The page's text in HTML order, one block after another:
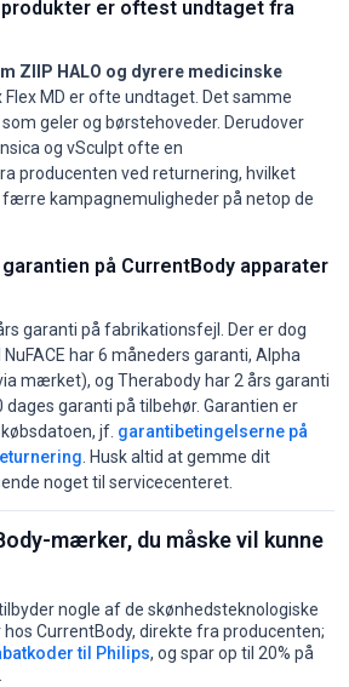
er oftest undtaget fra
ZIIP HALO og dyrere medicinske
Flex MD er ofte undtaget. Det samme
geler og børstehoveder. Derudover
og vSculpt ofte en
producenten ved returnering, hvilket
færre kampagnemuligheder på netop de
på CurrentBody apparater
garanti på fabrikationsfejl. Der er dog
har 6 måneders garanti, Alpha
mærket), og Therabody har 2 års garanti
dages garanti på tilbehør. Garantien er
jf. garantibetingelserne på
. Husk altid at gemme dit
noget til servicecenteret.
mærker, du måske vil kunne
nogle af de skønhedsteknologiske
CurrentBody, direkte fra producenten;
til Philips, og spar op til 20% på